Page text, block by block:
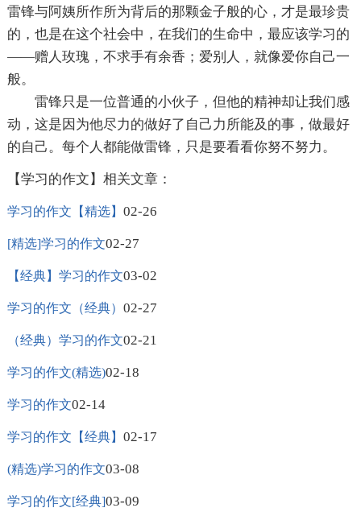
雷锋与阿姨所作所为背后的那颗金子般的心，才是最珍贵
的，也是在这个社会中，在我们的生命中，最应该学习的
——赠人玫瑰，不求手有余香；爱别人，就像爱你自己一
般。
雷锋只是一位普通的小伙子，但他的精神却让我们感
动，这是因为他尽力的做好了自己力所能及的事，做最好
的自己。每个人都能做雷锋，只是要看看你努不努力。
【学习的作文】相关文章：
学习的作文【精选】 02-26
[精选]学习的作文02-27
【经典】学习的作文03-02
学习的作文（经典） 02-27
（经典）学习的作文02-21
学习的作文(精选)02-18
学习的作文02-14
学习的作文【经典】 02-17
(精选)学习的作文03-08
学习的作文[经典]03-09